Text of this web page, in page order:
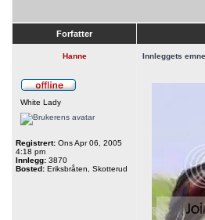
Forfatter
Hanne Innleggets
White Lady
Registrert: Ons Apr 06, 2005
4:18 pm
Innlegg: 3870
Bosted: Eriksbråten, Skotterud